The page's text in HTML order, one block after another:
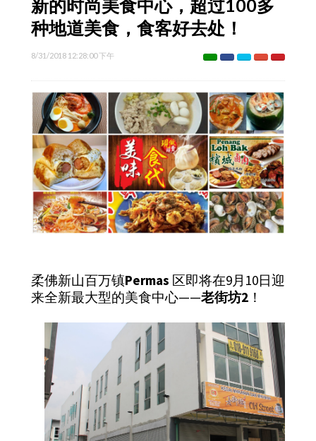
新的时尚美食中心，超过100多
种地道美食，食客好去处！
8/31/2018 12:28:00 下午
柔佛新山百万镇Permas 区即将在9月10日迎
来全新最大型的美食中心——老街坊2 ！